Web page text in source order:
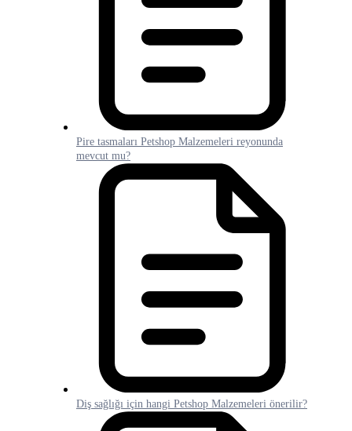
Pire tasmaları Petshop Malzemeleri reyonunda
mevcut mu?
Diş sağlığı için hangi Petshop Malzemeleri önerilir?